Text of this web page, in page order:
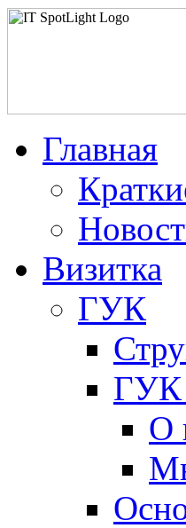
Главная
Визитка
ГУК
ГУК
О